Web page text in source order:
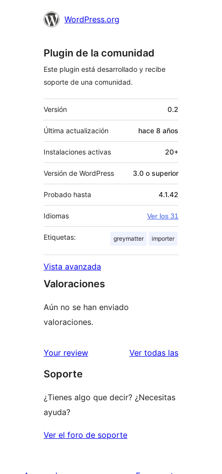
WordPress.org
Plugin de la comunidad
Este plugin está desarrollado y recibe
soporte de una comunidad.
Meta
Versión 0.2
Última actualización hace 8 años
Instalaciones activas 20+
Versión de WordPress 3.0 o superior
Probado hasta 4.1.42
Idiomas Ver los 31
Etiquetas: greymatter importer
Vista avanzada
Valoraciones
Aún no se han enviado
valoraciones.
Your review Ver todas las
Soporte
¿Tienes algo que decir? ¿Necesitas
ayuda?
Ver el foro de soporte